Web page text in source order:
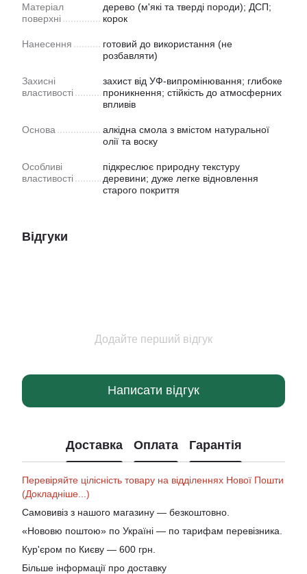
Матеріал
поверхні
дерево (м'які та тверді породи); ДСП;
корок
Нанесення
готовий до використання (не
розбавляти)
Захисні
властивості
захист від УФ-випромінювання; глибоке
проникнення; стійкість до атмосферних
впливів
Основа
алкідна смола з вмістом натуральної
олії та воску
Особливі
властивості
підкреслює природну текстуру
деревини; дуже легке відновлення
старого покриття
Відгуки
Додайте перший відгук
Написати відгук
Доставка Оплата Гарантія
Перевіряйте цілісність товару на відділеннях Нової Пошти
(Докладніше...)
Самовивіз з нашого магазину — безкоштовно.
«Нововю поштою» по Україні — по тарифам перевізника.
Кур'єром по Києву — 600 грн.
Більше інформації про доставку